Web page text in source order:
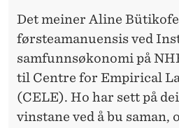
Det meiner Aline
førsteamanuensis ved
samfunnsøkonomi på
til Centre for Empirical
(CELE). Ho har sett på
vinstane ved å bu saman,